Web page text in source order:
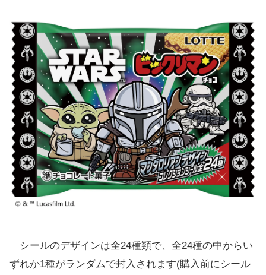
シールのデザインは全24種類で、全24種の中からい
ずれか1種がランダムで封入されます(購入前にシール